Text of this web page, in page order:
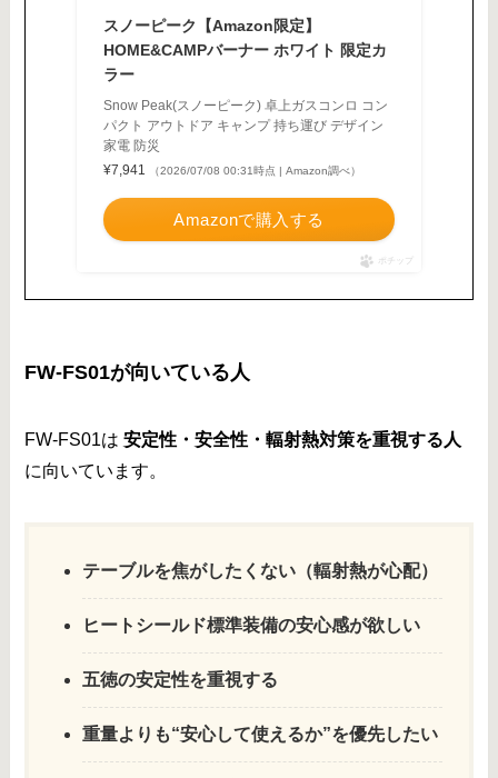
スノーピーク【Amazon限定】
HOME&CAMPバーナー ホワイト 限定カ
ラー
Snow Peak(スノーピーク) 卓上ガスコンロ コン
パクト アウトドア キャンプ 持ち運び デザイン
家電 防災
¥7,941
（2026/07/08 00:31時点 | Amazon調べ）
Amazonで購入する
ポチップ
FW-FS01が向いている人
FW-FS01は安定性・安全性・輻射熱対策を重視する人
に向いています。
テーブルを焦がしたくない（輻射熱が心配）
ヒートシールド標準装備の安心感が欲しい
五徳の安定性を重視する
重量よりも“安心して使えるか”を優先したい